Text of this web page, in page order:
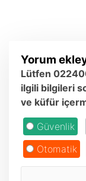
Yorum
Lütfen
ilgili bilgileri
ve küfür
Güvenlik
Otomatik